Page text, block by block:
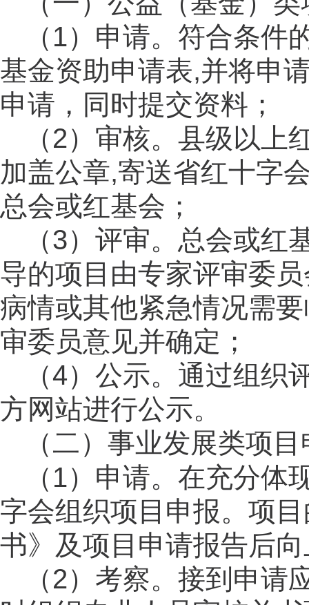
（ 1）申请。符合条件
基金资助申请表,并将申
申请，同时提交资料；
（2）审核。县级以上
加盖公章,寄送省红十字
总会或红基会；
（3）评审。总会或红
导的项目由专家评审委
病情或其他紧急情况需
审委员意见并确定；
（4）公示。通过组织
方网站进行公示。
（二）事业发展类项
（1）申请。在充分
字会组织项目申报。项
书》及项目申请报告后
（2）考察。接到申请